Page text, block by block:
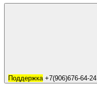
Поддержка +7(906)676-64-24